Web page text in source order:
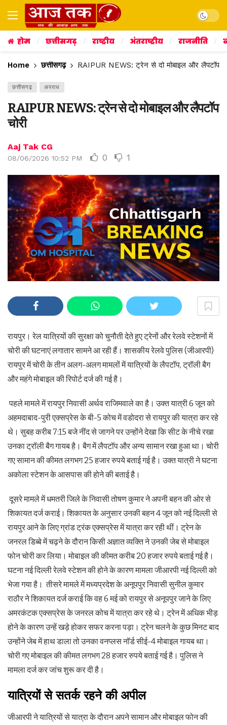
Dark
होम छत्तीसगढ़ राष्ट्रीय अंतराष्ट्रीय राजनीति
Home छत्तीसगढ़ RAIPUR NEWS: ट्रेन से दो मोबाइल और लैपटॉप
छत्तीसगढ़ अपराध
RAIPUR NEWS: ट्रेन से दो मोबाइल और लैपटॉप
चोरी
Aaj Tak CG
08/06/2026 10:52 PM 0 1
रायपुर। रेल यात्रियों की सुरक्षा को चुनौती देते हुए ट्रेनों और रेलवे स्टेशनों में
चोरी की घटनाएं लगातार सामने आ रही हैं। शासकीय रेलवे पुलिस (जीआरपी)
रायपुर में चोरी के तीन अलग-अलग मामलों में यात्रियों के लैपटॉप, ट्रॉली बैग
और महंगे मोबाइल की रिपोर्ट दर्ज की गई है।
पहले मामले में रायपुर निवासी अर्थव राजिमवाले का है। उक्त यात्री 6 जून को
अहमदाबाद-पुरी एक्सप्रेस के बी-5 कोच में वडोदरा से रायपुर की यात्रा कर रहे
थे। सुबह करीब 7:15 बजे नींद से जागने पर उन्होंने देखा कि सीट के नीचे रखा
उनका ट्रॉली बैग गायब है। बैग में लैपटॉप और अन्य सामान रखा हुआ था। चोरी
गए सामान की कीमत लगभग 25 हजार रुपये बताई गई है। उक्त यात्री ने घटना
अकोला स्टेशन के आसपास की होने की बताई है।
दूसरे मामले में धमतरी जिले के निवासी तोषण कुमार ने अपनी बहन की ओर से
शिकायत दर्ज कराई। शिकायत के अनुसार उनकी बहन 4 जून को नई दिल्ली से
रायपुर आने के लिए ग्रांड ट्रंक एक्सप्रेस में यात्रा कर रही थीं। ट्रेन के
जनरल डिब्बे में चढ़ने के दौरान किसी अज्ञात व्यक्ति ने उनकी जेब से मोबाइल
फोन चोरी कर लिया। मोबाइल की कीमत करीब 20 हजार रुपये बताई गई है।
घटना नई दिल्ली रेलवे स्टेशन की होने के कारण मामला जीआरपी नई दिल्ली को
भेजा गया है। तीसरे मामले में मध्यप्रदेश के अनूपपुर निवासी सुनील कुमार
राठौर ने शिकायत दर्ज कराई कि वह 6 मई को रायपुर से अनूपपुर जाने के लिए
अमरकंटक एक्सप्रेस के जनरल कोच में यात्रा कर रहे थे। ट्रेन में अधिक भीड़
होने के कारण उन्हें खड़े होकर सफर करना पड़ा। ट्रेन चलने के कुछ मिनट बाद
उन्होंने जेब में हाथ डाला तो उनका वनप्लस नॉर्ड सीई-4 मोबाइल गायब था।
चोरी गए मोबाइल की कीमत लगभग 28 हजार रुपये बताई गई है। पुलिस ने
मामला दर्ज कर जांच शुरू कर दी है।
यात्रियों से सतर्क रहने की अपील
जीआरपी ने यात्रियों से यात्रा के दौरान अपने सामान और मोबाइल फोन की